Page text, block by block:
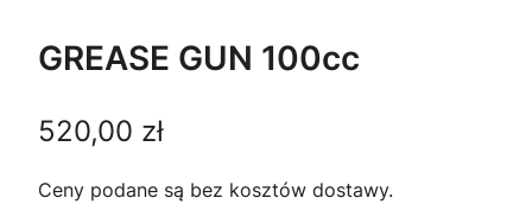
GREASE GUN 100cc
520,00 zł
Ceny podane są bez kosztów dostawy.